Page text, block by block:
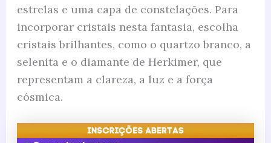
estrelas e uma capa de constelações. Para
incorporar cristais nesta fantasia, escolha
cristais brilhantes, como o quartzo branco, a
selenita e o diamante de Herkimer, que
representam a clareza, a luz e a força
cósmica.